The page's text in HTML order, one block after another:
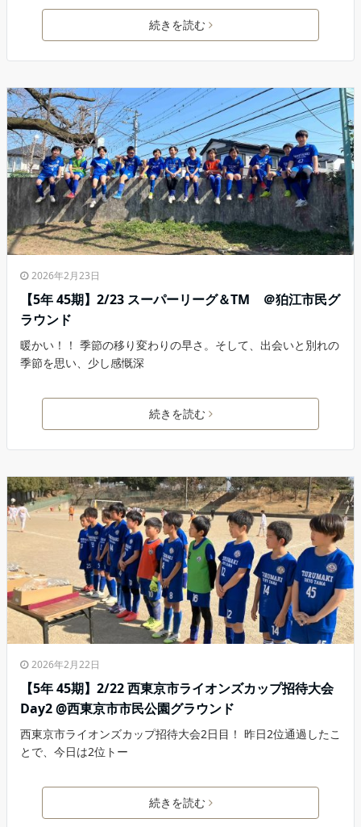
続きを読む
2026年2月23日
【5年 45期】2/23 スーパーリーグ＆TM ＠狛江市民グ
ラウンド
暖かい！！ 季節の移り変わりの早さ。そして、出会いと別れの
季節を思い、少し感慨深
続きを読む
2026年2月22日
【5年 45期】2/22 西東京市ライオンズカップ招待大会
Day2 @西東京市市民公園グラウンド
西東京市ライオンズカップ招待大会2日目！ 昨日2位通過したこ
とで、今日は2位トー
続きを読む